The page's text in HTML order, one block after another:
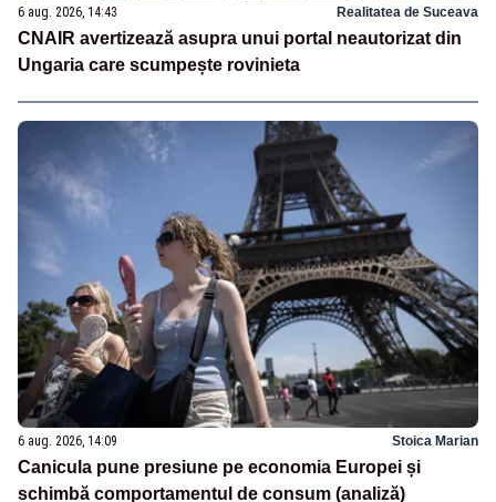
6 aug. 2026, 14:43 Realitatea de Suceava
CNAIR avertizează asupra unui portal neautorizat din
Ungaria care scumpește rovinieta
6 aug. 2026, 14:09 Stoica Marian
Canicula pune presiune pe economia Europei și
schimbă comportamentul de consum (analiză)